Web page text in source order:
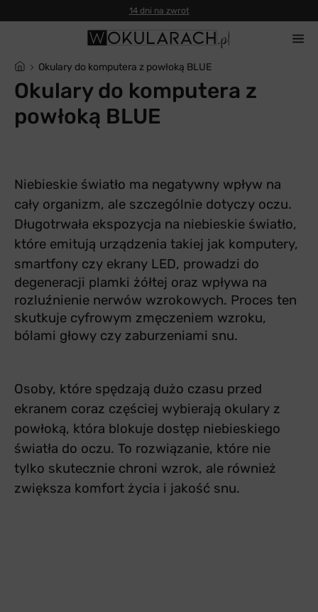
14 dni na zwrot
Okulary do komputera z powłoką BLUE
Okulary do komputera z
powłoką BLUE
Niebieskie światło ma negatywny wpływ na
cały organizm, ale szczególnie dotyczy oczu.
Długotrwała ekspozycja na niebieskie światło,
które emitują urządzenia takiej jak komputery,
smartfony czy ekrany LED, prowadzi do
degeneracji plamki żółtej oraz wpływa na
rozluźnienie nerwów wzrokowych. Proces ten
skutkuje cyfrowym zmęczeniem wzroku,
bólami głowy czy zaburzeniami snu.
Osoby, które spędzają dużo czasu przed
ekranem coraz częściej wybierają okulary z
powłoką, która blokuje dostęp niebieskiego
światła do oczu. To rozwiązanie, które nie
tylko skutecznie chroni wzrok, ale również
zwiększa komfort życia i jakość snu.